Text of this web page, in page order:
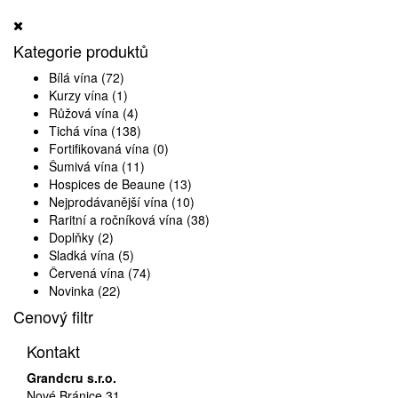
Kategorie produktů
Bílá vína (72)
Kurzy vína (1)
Růžová vína (4)
Tichá vína (138)
Fortifikovaná vína (0)
Šumivá vína (11)
Hospices de Beaune (13)
Nejprodávanější vína (10)
Raritní a ročníková vína (38)
Doplňky (2)
Sladká vína (5)
Červená vína (74)
Novinka (22)
Cenový filtr
Kontakt
Grandcru s.r.o.